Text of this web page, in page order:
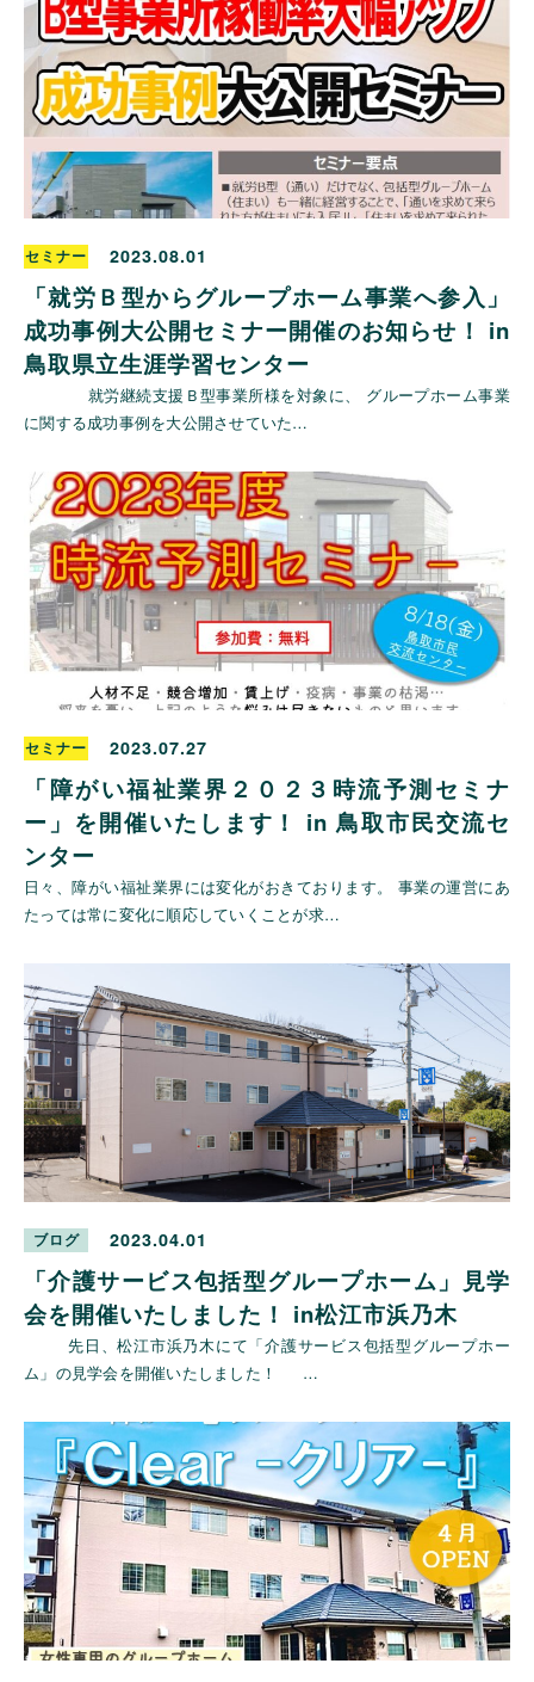
セミナー 2023.08.01
「就労Ｂ型からグループホーム事業へ参入」
成功事例大公開セミナー開催のお知らせ！ in
鳥取県立生涯学習センター
就労継続支援Ｂ型事業所様を対象に、 グループホーム事業
に関する成功事例を大公開させていた…
セミナー 2023.07.27
「障がい福祉業界２０２３時流予測セミナ
ー」を開催いたします！ in 鳥取市民交流セ
ンター
日々、障がい福祉業界には変化がおきております。 事業の運営にあ
たっては常に変化に順応していくことが求…
ブログ 2023.04.01
「介護サービス包括型グループホーム」見学
会を開催いたしました！ in松江市浜乃木
先日、松江市浜乃木にて「介護サービス包括型グループホー
ム」の見学会を開催いたしました！ …